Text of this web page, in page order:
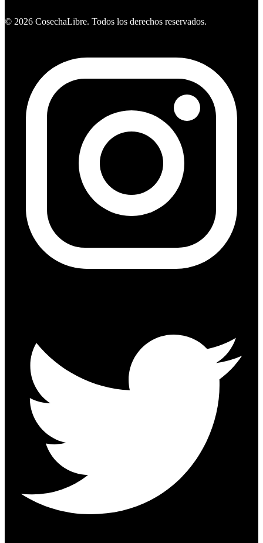
© 2026 CosechaLibre. Todos los derechos reservados.